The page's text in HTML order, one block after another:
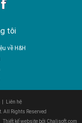
tôi
về H&H
Liên hệ
All Rights Reserved
Thiết kế website bởi Chalisoft.com